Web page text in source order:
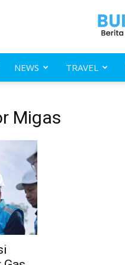
NEWS TRAVEL
Migas